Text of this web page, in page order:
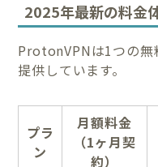
2025年最新の料金
ProtonVPNは1つの無
提供しています。
プラ
ン
月額料金
（1ヶ月契
約）